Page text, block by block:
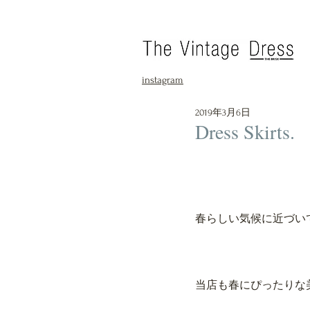
instagram
Dress Skirts.
2019年3月6日
春らしい気候に近づい
当店も春にぴったりな